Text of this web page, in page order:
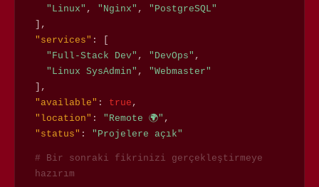
"Linux" , "Nginx" , "PostgreSQL"
],
"services" : [
"Full-Stack Dev" , "DevOps" ,
"Linux SysAdmin" , "Webmaster"
],
"available" : true ,
"location" : "Remote 🌍" ,
"status" : "Projelere açık"
# Bir sonraki fikrinizi gerçekleştirmeye
hazırım